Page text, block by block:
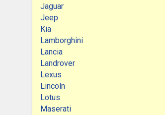
Jaguar
Jeep
Kia
Lamborghini
Lancia
Landrover
Lexus
Lincoln
Lotus
Maserati